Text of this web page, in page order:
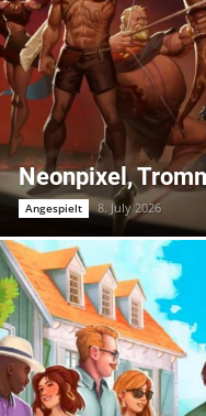
Neonpixel,
Angespielt 8. July 2026